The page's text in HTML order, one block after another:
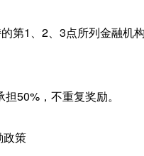
第1、2、3点所列金融
50%，不重复奖励。
政策